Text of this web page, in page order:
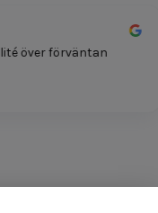
över förväntan